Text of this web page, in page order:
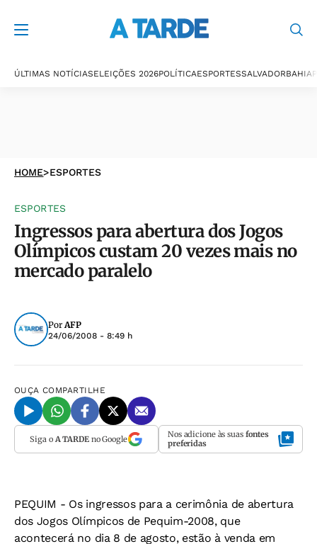
ÚLTIMAS NOTÍCIASELEIÇÕES 2026POLÍTICAESPORTESSALVADORBAHIA
HOME>ESPORTES
ESPORTES
Ingressos para abertura dos Jogos
Olímpicos custam 20 vezes mais no
mercado paralelo
PorAFP
24/06/2008 - 8:49 h
OUÇA COMPARTILHE
Siga o A TARDEno Google Nos adicione às suas fontes
preferidas
PEQUIM - Os ingressos para a cerimônia de abertura
dos Jogos Olímpicos de Pequim-2008, que
acontecerá no dia 8 de agosto, estão à venda em